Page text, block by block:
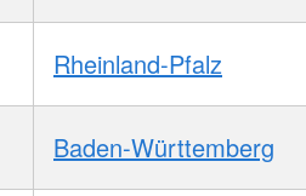
Rheinland-Pfalz
Baden-Württemberg